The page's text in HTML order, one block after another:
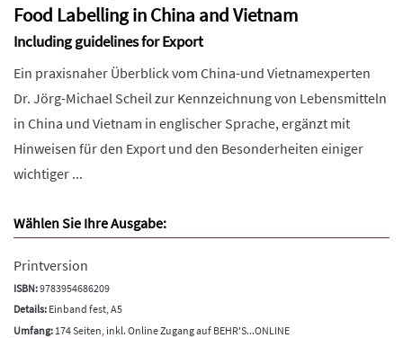
Food Labelling in China and Vietnam
Including guidelines for Export
Ein praxisnaher Überblick vom China-und Vietnamexperten
Dr. Jörg-Michael Scheil zur Kennzeichnung von Lebensmitteln
in China und Vietnam in englischer Sprache, ergänzt mit
Hinweisen für den Export und den Besonderheiten einiger
wichtiger ...
Wählen Sie Ihre Ausgabe:
Printversion
ISBN:9783954686209
Details: Einband fest, A5
Umfang: 174 Seiten, inkl. Online Zugang auf BEHR'S...ONLINE